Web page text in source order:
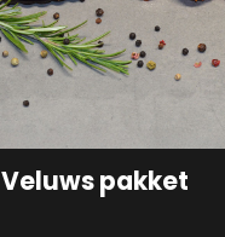
Veluws pakket